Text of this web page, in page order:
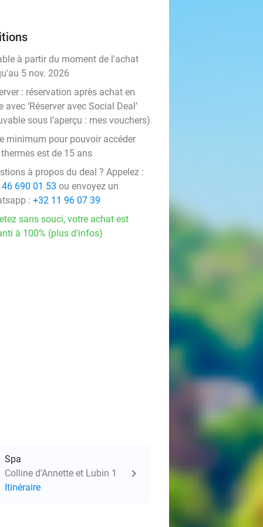
à partir du moment de l'achat
5 nov. 2026
: réservation après achat en
avec ‘Réserver avec Social Deal’
sous l’aperçu : mes vouchers)
minimum pour pouvoir accéder
est de 15 ans
à propos du deal ? Appelez :
690 01 53 ou envoyez un
: +32 11 96 07 39
sans souci, votre achat est
à 100% (plus d'infos)
Spa
Colline d'Annette et Lubin 1
Itinéraire